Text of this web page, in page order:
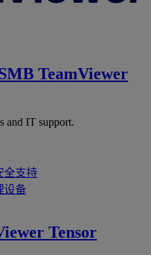
TeamViewer
and IT support.
全支持
设备
Tensor